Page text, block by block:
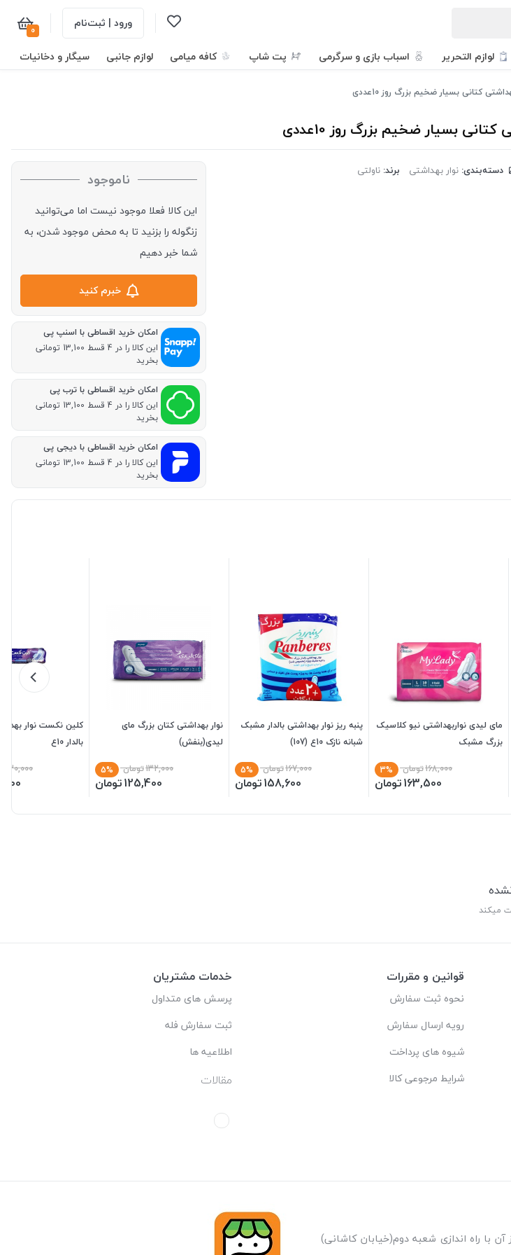
ورود | ثبت‌نام 0
لوازم التحریر اسباب بازی و سرگرمی پت شاپ کافه میامی لوازم جانبی سیگار و دخانیات
کتانی بسیار ضخیم بزرگ روز 10عددی
بسیار ضخیم بزرگ روز 10عددی
دسته‌بندی: نوار بهداشتی برند: ناولتی ناموجود
این کالا فعلا موجود نیست اما می‌توانید
زنگوله را بزنید تا به محض موجود شدن، به
شما خبر دهیم
خبرم کنید
امکان خرید اقساطی با اسنپ پی
این کالا را در 4 قسط 13,100 تومانی
بخرید
امکان خرید اقساطی با ترب پی
این کالا را در 4 قسط 13,100 تومانی
بخرید
امکان خرید اقساطی با دیجی پی
این کالا را در 4 قسط 13,100 تومانی
بخرید
مای لیدی نواربهداشتی نیو کلاسیک
بزرگ مشبک
168,000تومان 3%
163,500تومان
پنبه ریز نوار بهداشتی بالدار مشبک
شبانه نازک 10ع (107)
167,000تومان 5%
158,600تومان
نوار بهداشتی کتان بزرگ مای
لیدی(بنفش)
132,000تومان 5%
125,400تومان
کلین نکست نوار
بالدار 10ع
130,000
میکند
قوانین و مقررات
نحوه ثبت سفارش
رویه ارسال سفارش
شیوه های پرداخت
شرایط مرجوعی کالا
خدمات مشتریان
پرسش های متداول
ثبت سفارش فله
اطلاعیه ها
مقالات
و پس از آن با راه اندازی شعبه دوم(خیابان کاشانی)